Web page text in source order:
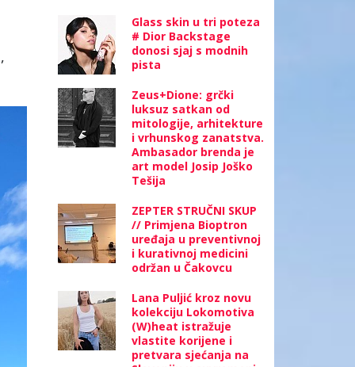
Glass skin u tri poteza
# Dior Backstage
donosi sjaj s modnih
pista
Zeus+Dione: grčki
luksuz satkan od
mitologije, arhitekture
i vrhunskog zanatstva.
Ambasador brenda je
art model Josip Joško
Tešija
ZEPTER STRUČNI SKUP
// Primjena Bioptron
uređaja u preventivnoj
i kurativnoj medicini
održan u Čakovcu
Lana Puljić kroz novu
kolekciju Lokomotiva
(W)heat istražuje
vlastite korijene i
pretvara sjećanja na